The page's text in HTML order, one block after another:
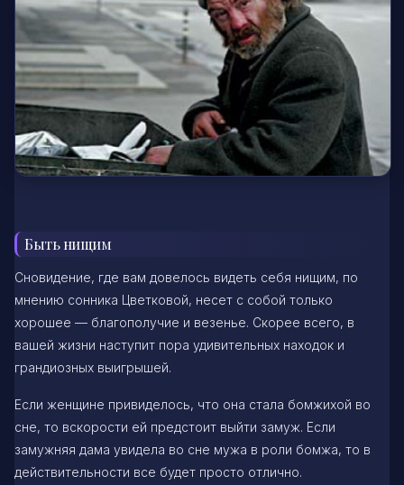
Быть нищим
Сновидение, где вам довелось видеть себя нищим, по
мнению сонника Цветковой, несет с собой только
хорошее — благополучие и везенье. Скорее всего, в
вашей жизни наступит пора удивительных находок и
грандиозных выигрышей.
Если женщине привиделось, что она стала бомжихой во
сне, то вскорости ей предстоит выйти замуж. Если
замужняя дама увидела во сне мужа в роли бомжа, то в
действительности все будет просто отлично.